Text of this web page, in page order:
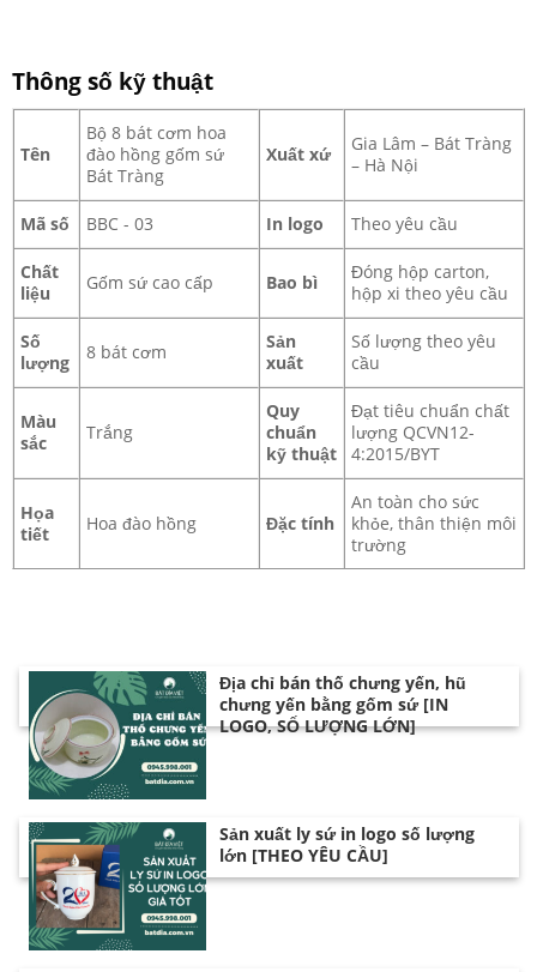
Thông số kỹ thuật
Tên
Bộ 8 bát cơm hoa
đào hồng gốm sứ
Bát Tràng
Xuất xứ
Gia Lâm – Bát Tràng
– Hà Nội
Mã số BBC - 03 In logo Theo yêu cầu
Chất
liệu
Gốm sứ cao cấp Bao bì
Đóng hộp carton,
hộp xi theo yêu cầu
Số
lượng
8 bát cơm
Sản
xuất
Số lượng theo yêu
cầu
Màu
sắc
Trắng
Quy
chuẩn
kỹ thuật
Đạt tiêu chuẩn chất
lượng QCVN12-
4:2015/BYT
Họa
tiết
Hoa đào hồng Đặc tính
An toàn cho sức
khỏe, thân thiện môi
trường
Địa chỉ bán thố chưng yến, hũ
chưng yến bằng gốm sứ [IN
LOGO, SỐ LƯỢNG LỚN]
Sản xuất ly sứ in logo số lượng
lớn [THEO YÊU CẦU]